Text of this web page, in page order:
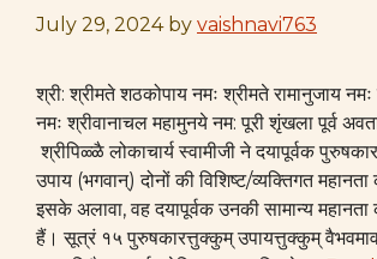
July 29, 2024 by vaishnavi763
श्री: श्रीमते शठकोपाय नमः श्रीमते रामानुजाय नमः
नमः श्रीवानाचल महामुनये नम: पूरी शृंखला पूर्व
श्रीपिळ्ळै लोकाचार्य स्वामीजी ने दयापूर्वक
उपाय (भगवान्) दोनों की विशिष्ट/व्यक्तिगत
इसके अलावा, वह दयापूर्वक उनकी सामान्य महानता
हैं। सूत्रं १५ पुरुषकारत्तुक्कुम् उपायत्तुक्कुम्